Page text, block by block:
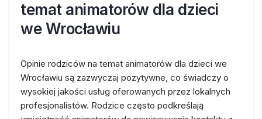
temat animatorów dla dzieci
we Wrocławiu
Opinie rodziców na temat animatorów dla dzieci we
Wrocławiu są zazwyczaj pozytywne, co świadczy o
wysokiej jakości usług oferowanych przez lokalnych
profesjonalistów. Rodzice często podkreślają